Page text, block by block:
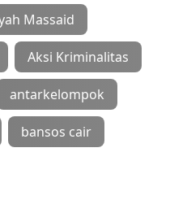
Massaid
Aksi Kriminalitas
antarkelompok
bansos cair